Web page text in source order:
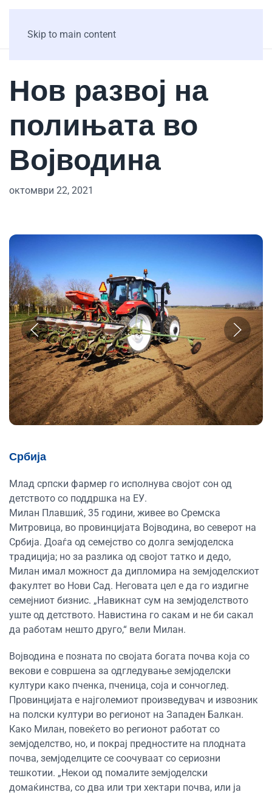
Skip to main content
Нов развој на
полињата во
Војводина
октомври 22, 2021
Србија
Млад српски фармер го исполнува својот сон од
детството со поддршка на ЕУ.
Милан Плавшиќ, 35 години, живее во Сремска
Митровица, во провинцијата Војводина, во северот на
Србија. Доаѓа од семејство со долга земјоделска
традиција; но за разлика од својот татко и дедо,
Милан имал можност да дипломира на земјоделскиот
факултет во Нови Сад. Неговата цел е да го издигне
семејниот бизнис. „Навикнат сум на земјоделството
уште од детството. Навистина го сакам и не би сакал
да работам нешто друго,“ вели Милан.
Војводина е позната по својата богата почва која со
векови е совршена за одгледување земјоделски
култури како пченка, пченица, соја и сончоглед.
Провинцијата е најголемиот произведувач и извозник
на полски култури во регионот на Западен Балкан.
Како Милан, повеќето во регионот работат со
земјоделство, но, и покрај предностите на плодната
почва, земјоделците се соочуваат со сериозни
тешкотии. „Некои од помалите земјоделски
домаќинства, со два или три хектари почва, или ја